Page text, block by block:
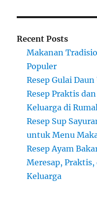
Recent Posts
Makanan
Populer
Resep Gulai
Resep Praktis
Keluarga di
Resep Sup
untuk Menu
Resep Ayam
Meresap,
Keluarga